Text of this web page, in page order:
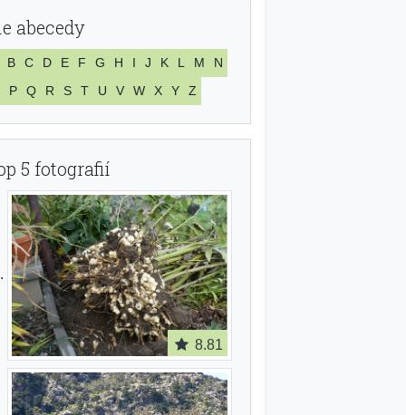
abecedy
B C D E F G H I J K L M
N
P
Q R S T U V W X Y Z
5 fotografií
8.81